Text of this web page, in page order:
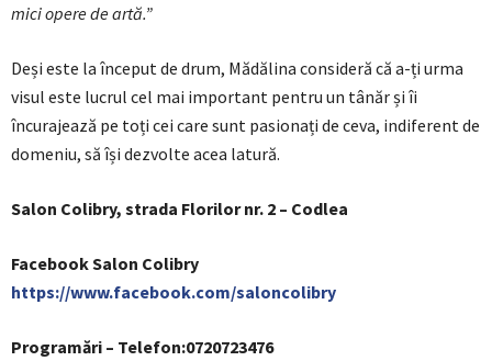
mici opere de artă.”
Deși este la început de drum, Mădălina consideră că a-ți urma
visul este lucrul cel mai important pentru un tânăr și îi
încurajează pe toți cei care sunt pasionați de ceva, indiferent de
domeniu, să își dezvolte acea latură.
Salon Colibry, strada Florilor nr. 2 – Codlea
Facebook Salon Colibry
https://www.facebook.com/saloncolibry
Programări – Telefon:0720723476